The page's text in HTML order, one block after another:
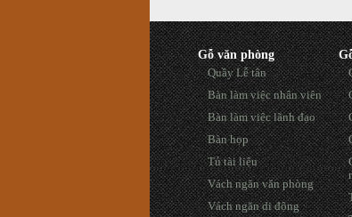
Gỗ văn phòng
Quầy Lễ tân
Bàn làm việc nhân viên
Bàn làm việc lãnh đạo
Bàn họp
Tủ tài liệu
Vách ngăn văn phòng
Vách ngăn di động